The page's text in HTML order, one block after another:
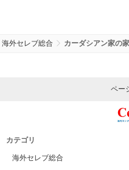
海外セレブ総合 カーダシアン家の
ペー
カテゴリ
海外セレブ総合